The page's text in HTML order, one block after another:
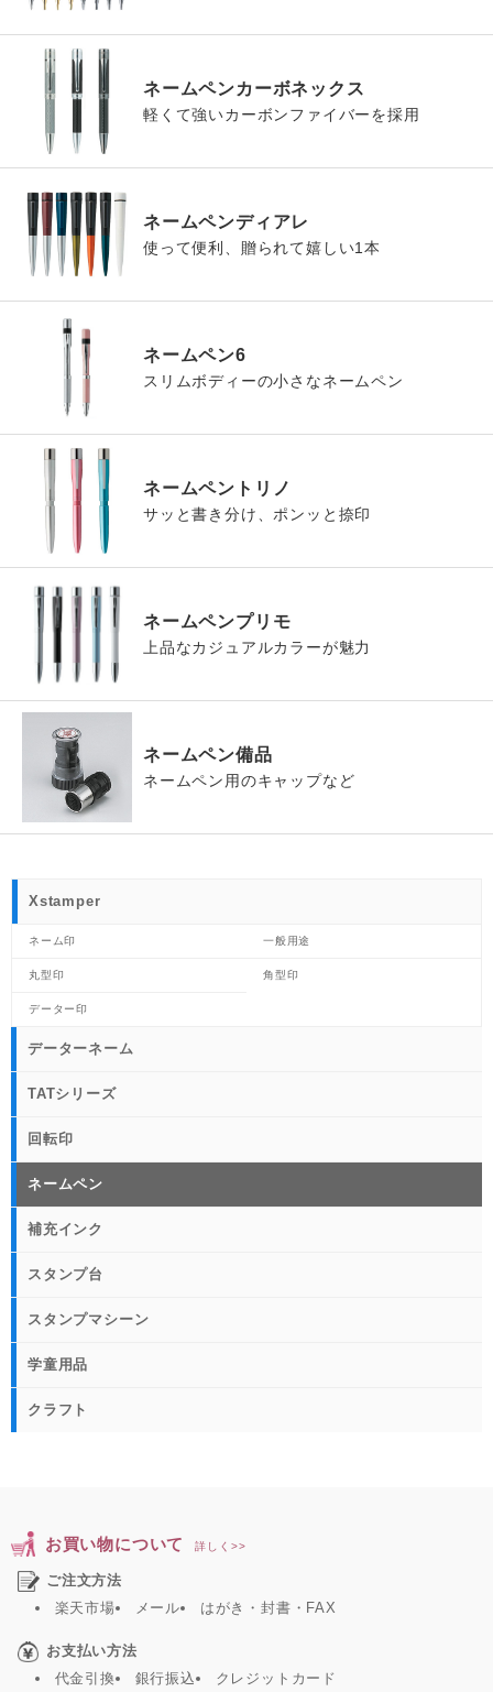
Xstamper
ネーム印 一般用途
丸型印 角型印
データー印
データーネーム
TATシリーズ
回転印
ネームペン
補充インク
スタンプ台
スタンプマシーン
学童用品
クラフト
ネームペンカーボネックス
軽くて強いカーボンファイバーを採用
ネームペンディアレ
使って便利、贈られて嬉しい1本
ネームペン6
スリムボディーの小さなネームペン
ネームペントリノ
サッと書き分け、ポンッと捺印
ネームペンプリモ
上品なカジュアルカラーが魅力
ネームペン備品
ネームペン用のキャップなど
お買い物について 詳しく>>
ご注文方法
楽天市場 メール はがき・封書・FAX
お支払い方法
代金引換 銀行振込 クレジットカード